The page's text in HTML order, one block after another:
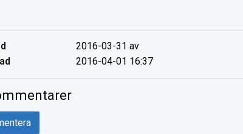
2016-03-31 av
2016-04-01 16:37